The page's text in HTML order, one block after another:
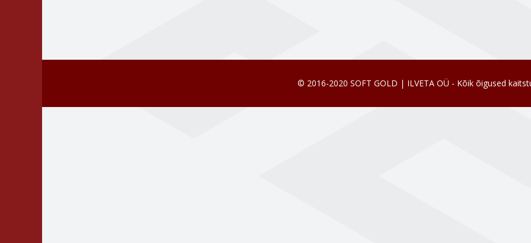
© 2016-2020 SOFT GOLD | ILVETA OÜ - Kõik õigused